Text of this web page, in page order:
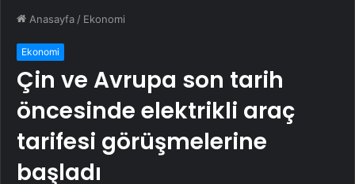
Anasayfa / Ekonomi
Ekonomi
Çin ve Avrupa son tarih
öncesinde elektrikli araç
tarifesi görüşmelerine
başladı